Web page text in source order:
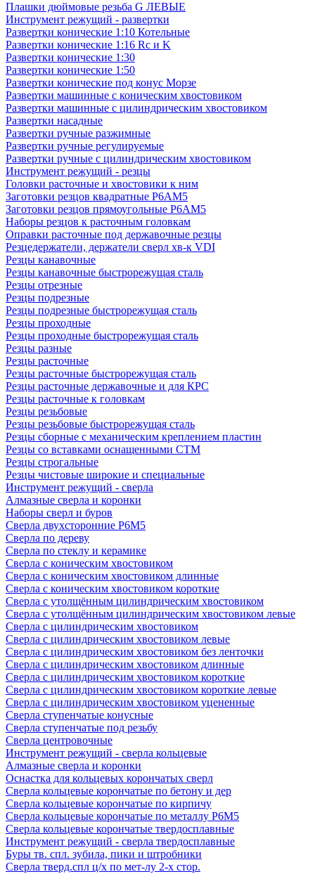
Плашки дюймовые резьба G ЛЕВЫЕ
Инструмент режущий - развертки
Развертки конические 1:10 Котельные
Развертки конические 1:16 Rc и K
Развертки конические 1:30
Развертки конические 1:50
Развертки конические под конус Морзе
Развертки машинные с коническим хвостовиком
Развертки машинные с цилиндрическим хвостовиком
Развертки насадные
Развертки ручные разжимные
Развертки ручные регулируемые
Развертки ручные с цилиндрическим хвостовиком
Инструмент режущий - резцы
Головки расточные и хвостовики к ним
Заготовки резцов квадратные Р6АМ5
Заготовки резцов прямоугольные Р6АМ5
Наборы резцов к расточным головкам
Оправки расточные под державочные резцы
Резцедержатели, держатели сверл хв-к VDI
Резцы канавочные
Резцы канавочные быстрорежущая сталь
Резцы отрезные
Резцы подрезные
Резцы подрезные быстрорежущая сталь
Резцы проходные
Резцы проходные быстрорежущая сталь
Резцы разные
Резцы расточные
Резцы расточные быстрорежущая сталь
Резцы расточные державочные и для КРС
Резцы расточные к головкам
Резцы резьбовые
Резцы резьбовые быстрорежущая сталь
Резцы сборные с механическим креплением пластин
Резцы со вставками оснащенными СТМ
Резцы строгальные
Резцы чистовые широкие и специальные
Инструмент режущий - сверла
Алмазные сверла и коронки
Наборы сверл и буров
Сверла двухсторонние Р6М5
Сверла по дереву
Сверла по стеклу и керамике
Сверла с коническим хвостовиком
Сверла с коническим хвостовиком длинные
Сверла с коническим хвостовиком короткие
Сверла с утолщённым цилиндрическим хвостовиком
Сверла с утолщённым цилиндрическим хвостовиком левые
Сверла с цилиндрическим хвостовиком
Сверла с цилиндрическим хвостовиком левые
Сверла с цилиндрическим хвостовиком без ленточки
Сверла с цилиндрическим хвостовиком длинные
Сверла с цилиндрическим хвостовиком короткие
Сверла с цилиндрическим хвостовиком короткие левые
Сверла с цилиндрическим хвостовиком уцененные
Сверла ступенчатые конусные
Сверла ступенчатые под резьбу
Сверла центровочные
Инструмент режущий - сверла кольцевые
Алмазные сверла и коронки
Оснастка для кольцевых корончатых сверл
Сверла кольцевые корончатые по бетону и дер
Сверла кольцевые корончатые по кирпичу
Сверла кольцевые корончатые по металлу Р6М5
Сверла кольцевые корончатые твердосплавные
Инструмент режущий - сверла твердосплавные
Буры тв. спл. зубила, пики и штробники
Сверла тверд.спл ц/х по мет-лу 2-х стор.